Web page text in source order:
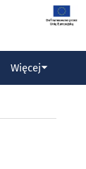
Więcej